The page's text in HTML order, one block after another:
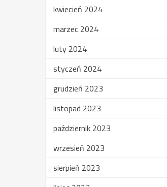
kwiecień 2024
marzec 2024
luty 2024
styczeń 2024
grudzień 2023
listopad 2023
październik 2023
wrzesień 2023
sierpień 2023